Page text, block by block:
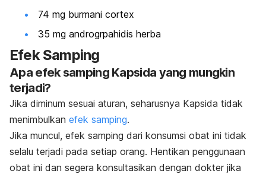
74 mg burmani cortex
35 mg androgrpahidis herba
Efek Samping
Apa efek samping Kapsida yang mungkin
terjadi?
Jika diminum sesuai aturan, seharusnya Kapsida tidak
menimbulkan efek samping.
Jika muncul, efek samping dari konsumsi obat ini tidak
selalu terjadi pada setiap orang. Hentikan penggunaan
obat ini dan segera konsultasikan dengan dokter jika